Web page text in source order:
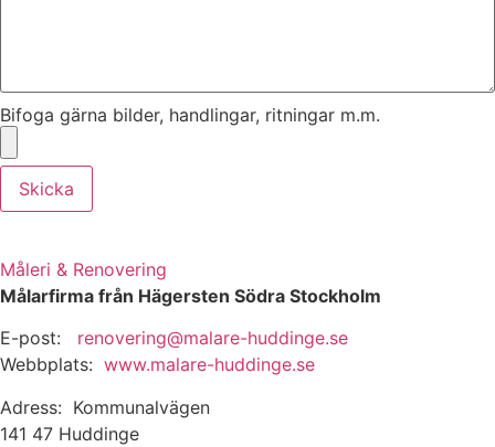
Bifoga gärna bilder, handlingar, ritningar m.m.
Skicka
Måleri & Renovering
Målarfirma från Hägersten Södra Stockholm
E-post: renovering@malare-huddinge.se
Webbplats: www.malare-huddinge.se
Adress: Kommunalvägen
141 47 Huddinge